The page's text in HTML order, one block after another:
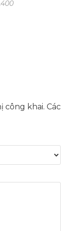
công khai. Các